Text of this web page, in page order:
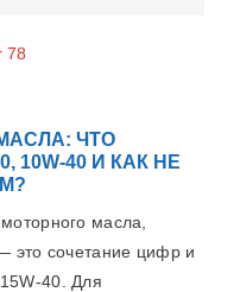
ЧТО
10W-40 И КАК НЕ
масла,
это сочетание цифр и
40. Для